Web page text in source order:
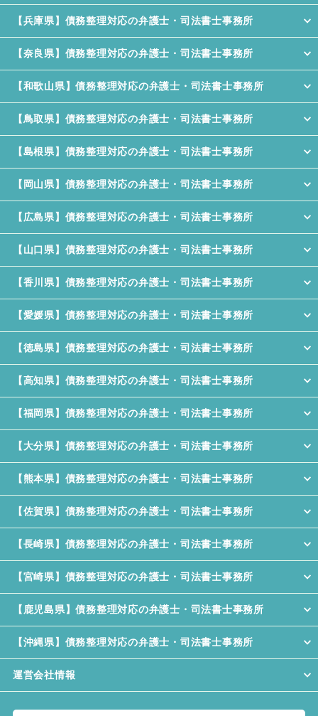
【兵庫県】債務整理対応の弁護士・司法書士事務所
【奈良県】債務整理対応の弁護士・司法書士事務所
【和歌山県】債務整理対応の弁護士・司法書士事務所
【鳥取県】債務整理対応の弁護士・司法書士事務所
【島根県】債務整理対応の弁護士・司法書士事務所
【岡山県】債務整理対応の弁護士・司法書士事務所
【広島県】債務整理対応の弁護士・司法書士事務所
【山口県】債務整理対応の弁護士・司法書士事務所
【香川県】債務整理対応の弁護士・司法書士事務所
【愛媛県】債務整理対応の弁護士・司法書士事務所
【徳島県】債務整理対応の弁護士・司法書士事務所
【高知県】債務整理対応の弁護士・司法書士事務所
【福岡県】債務整理対応の弁護士・司法書士事務所
【大分県】債務整理対応の弁護士・司法書士事務所
【熊本県】債務整理対応の弁護士・司法書士事務所
【佐賀県】債務整理対応の弁護士・司法書士事務所
【長崎県】債務整理対応の弁護士・司法書士事務所
【宮崎県】債務整理対応の弁護士・司法書士事務所
【鹿児島県】債務整理対応の弁護士・司法書士事務所
【沖縄県】債務整理対応の弁護士・司法書士事務所
運営会社情報